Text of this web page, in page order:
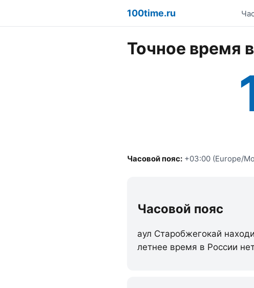
100time.ru
Точное время
Часовой пояс: +03:00 (Europe/
Часовой пояс
аул Старобжегокай
летнее время в России